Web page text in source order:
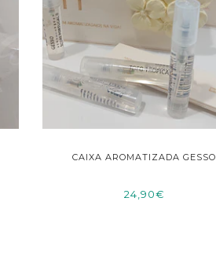
CAIXA AROMATIZADA GESSO
24,90€